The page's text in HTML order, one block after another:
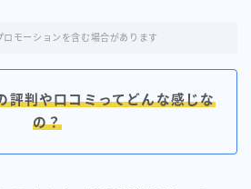
ロモーションを含む場合があります
評判や口コミってどんな感じな
の？